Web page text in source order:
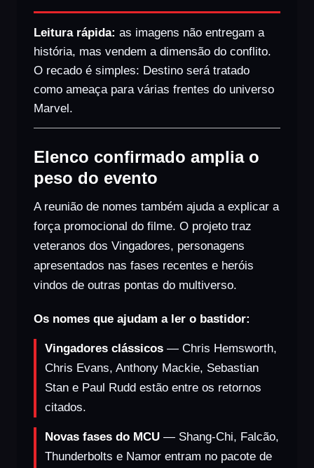
Leitura rápida: as imagens não entregam a
história, mas vendem a dimensão do conflito.
O recado é simples: Destino será tratado
como ameaça para várias frentes do universo
Marvel.
Elenco confirmado amplia o
peso do evento
A reunião de nomes também ajuda a explicar a
força promocional do filme. O projeto traz
veteranos dos Vingadores, personagens
apresentados nas fases recentes e heróis
vindos de outras pontas do multiverso.
Os nomes que ajudam a ler o bastidor:
Vingadores clássicos — Chris Hemsworth,
Chris Evans, Anthony Mackie, Sebastian
Stan e Paul Rudd estão entre os retornos
citados.
Novas fases do MCU — Shang-Chi, Falcão,
Thunderbolts e Namor entram no pacote de